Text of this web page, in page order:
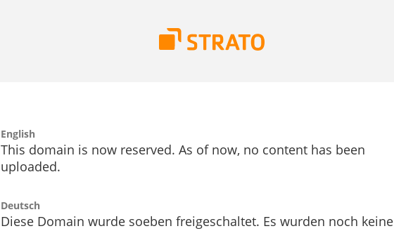
English
This domain is now reserved. As of now, no content has been
uploaded.
Deutsch
Diese Domain wurde soeben freigeschaltet. Es wurden noch keine